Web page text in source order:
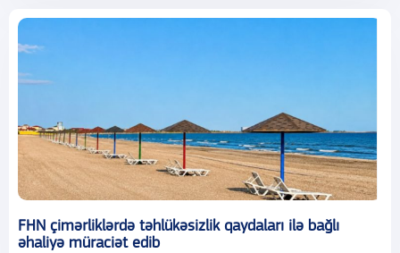
FHN çimərliklərdə təhlükəsizlik qaydaları ilə bağlı
əhaliyə müraciət edib